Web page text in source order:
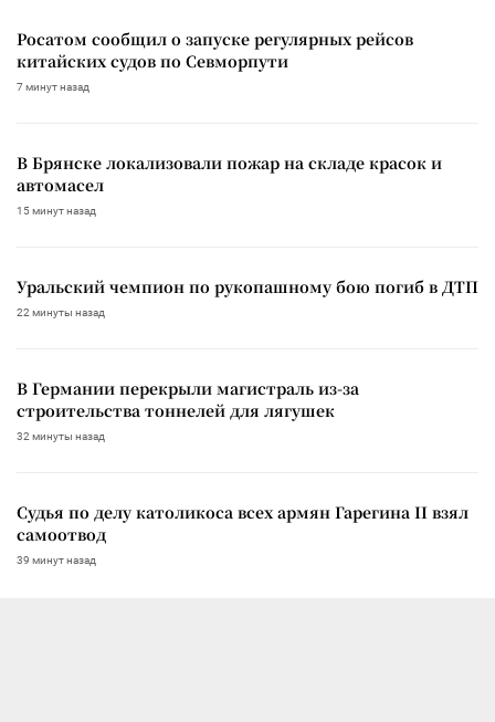
Росатом сообщил о запуске регулярных рейсов
китайских судов по Севморпути
7 минут назад
В Брянске локализовали пожар на складе красок и
автомасел
15 минут назад
Уральский чемпион по рукопашному бою погиб в ДТП
22 минуты назад
В Германии перекрыли магистраль из-за
строительства тоннелей для лягушек
32 минуты назад
Судья по делу католикоса всех армян Гарегина II взял
самоотвод
39 минут назад